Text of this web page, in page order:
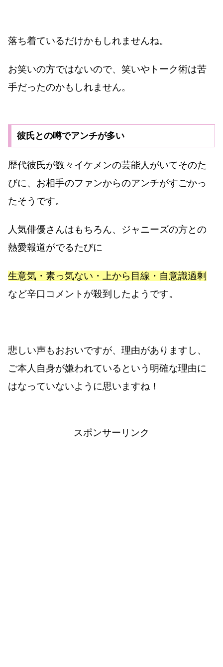
落ち着ているだけかもしれませんね。
お笑いの方ではないので、笑いやトーク術は苦
手だったのかもしれません。
彼氏との噂でアンチが多い
歴代彼氏が数々イケメンの芸能人がいてそのた
びに、お相手のファンからのアンチがすごかっ
たそうです。
人気俳優さんはもちろん、ジャニーズの方との
熱愛報道がでるたびに
生意気・素っ気ない・上から目線・自意識過剰
など辛口コメントが殺到したようです。
悲しい声もおおいですが、理由がありますし、
ご本人自身が嫌われているという明確な理由に
はなっていないように思いますね！
スポンサーリンク